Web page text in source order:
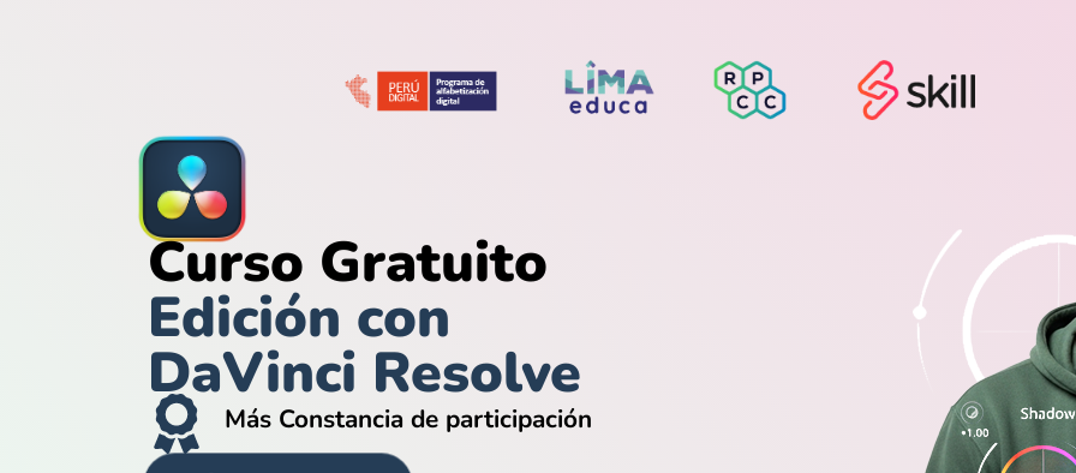
Curso Gratuito
Edición con
DaVinci Resolve
Más Constancia de participación